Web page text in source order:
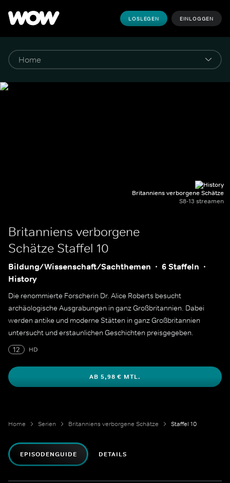
LOSLEGEN EINLOGGEN
Britanniens verborgene Schätze
S8-13 streamen
Britanniens verborgene
Schätze Staffel 10
Bildung/Wissenschaft/Sachthemen
6 Staffeln
History
Die renommierte Forscherin Dr. Alice Roberts besucht
archäologische Ausgrabungen in ganz Großbritannien. Dabei
werden antike und moderne Stätten in ganz Großbritannien
untersucht und erstaunlichen Geschichten preisgegeben.
12
HD
AB 5,98 € MTL.
Home Serien Britanniens verborgene Schätze Staffel 10
EPISODENGUIDE DETAILS